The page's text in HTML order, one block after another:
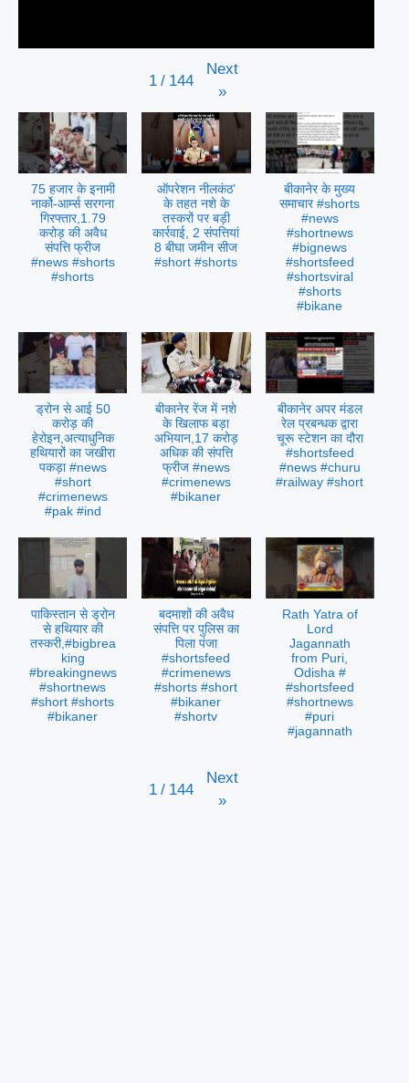
1 / 144
Next
»
75 हजार के इनामी
नार्को-आर्म्स सरगना
गिरफ्तार,1.79
करोड़ की अवैध
संपत्ति फ्रीज
#news #shorts
#shorts
ऑपरेशन नीलकंठ’
के तहत नशे के
तस्करों पर बड़ी
कार्रवाई, 2 संपत्तियां
8 बीघा जमीन सीज
#short #shorts
बीकानेर के मुख्य
समाचार #shorts
#news
#shortnews
#bignews
#shortsfeed
#shortsviral
#shorts
#bikane
ड्रोन से आई 50
करोड़ की
हेरोइन,अत्याधुनिक
हथियारों का जखीरा
पकड़ा #news
#short
#crimenews
#pak #ind
बीकानेर रेंज में नशे
के खिलाफ बड़ा
अभियान,17 करोड़
अधिक की संपत्ति
फ्रीज #news
#crimenews
#bikaner
बीकानेर अपर मंडल
रेल प्रबन्धक द्वारा
चूरू स्टेशन का दौरा
#shortsfeed
#news #churu
#railway #short
पाकिस्तान से ड्रोन
से हथियार की
तस्करी,#bigbrea
king
#breakingnews
#shortnews
#short #shorts
#bikaner
बदमाशों की अवैध
संपत्ति पर पुलिस का
पिला पंजा
#shortsfeed
#crimenews
#shorts #short
#bikaner
#shortv
Rath Yatra of
Lord
Jagannath
from Puri,
Odisha #
#shortsfeed
#shortnews
#puri
#jagannath
1 / 144
Next
»